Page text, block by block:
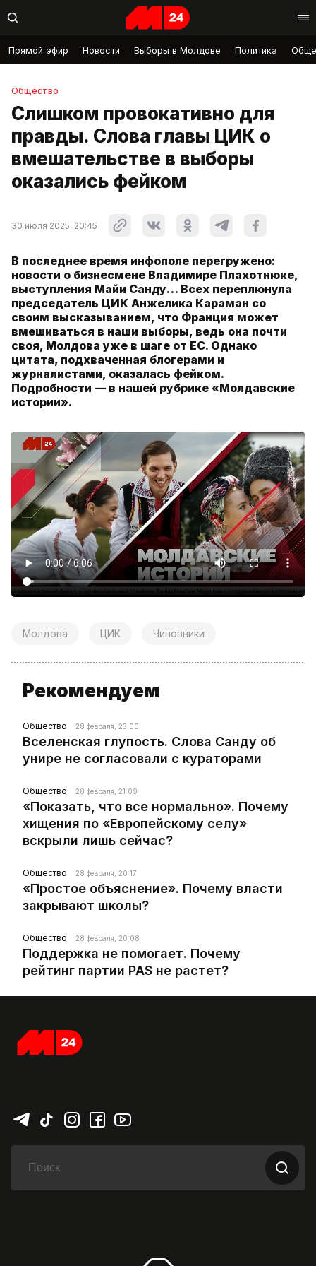
Прямой эфир Новости Выборы в Молдове Политика
Общество
Слишком провокативно для
правды. Слова главы ЦИК о
вмешательстве в выборы
оказались фейком
30 июля 2025, 20:45
В последнее время инфополе перегружено:
новости о бизнесмене Владимире Плахотнюке,
выступления Майи Санду… Всех переплюнула
председатель ЦИК Анжелика Караман со
своим высказыванием, что Франция может
вмешиваться в наши выборы, ведь она почти
своя, Молдова уже в шаге от ЕС. Однако
цитата, подхваченная блогерами и
журналистами, оказалась фейком.
Подробности — в нашей рубрике «Молдавские
истории».
Молдова ЦИК Чиновники
Рекомендуем
Общество 28 февраля, 23:00
Вселенская глупость. Слова Санду об
унире не согласовали с кураторами
Общество 28 февраля, 21:09
«Показать, что все нормально». Почему
хищения по «Европейскому селу»
вскрыли лишь сейчас?
Общество 28 февраля, 20:17
«Простое объяснение». Почему власти
закрывают школы?
Общество 28 февраля, 20:08
Поддержка не помогает. Почему
рейтинг партии PAS не растет?